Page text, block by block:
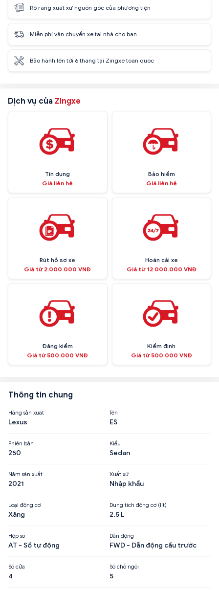
Rõ ràng xuất xứ nguồn gốc của phương tiện
Miễn phí vận chuyển xe tại nhà cho bạn
Bảo hành lên tới 6 tháng tại Zingxe toàn quốc
Dịch vụ của Zingxe
Tín dụng
Giá liên hệ
Bảo hiểm
Giá liên hệ
Rút hồ sơ xe
Giá từ 2.000.000 VNĐ
Hoán cải xe
Giá từ 12.000.000 VNĐ
Đăng kiểm
Giá từ 500.000 VNĐ
Kiểm định
Giá từ 500.000 VNĐ
Thông tin chung
Hãng sản xuất
Lexus
Tên
ES
Phiên bản
250
Kiểu
Sedan
Năm sản xuất
2021
Xuất xứ
Nhập khẩu
Loại động cơ
Xăng
Dung tích động cơ (lít)
2.5 L
Hộp số
AT - Số tự động
Dẫn động
FWD - Dẫn động cầu trước
Số cửa
4
Số chỗ ngồi
5